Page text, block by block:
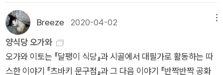
위로 사는 것, 그리고 1시간 단위로 사는 것의 차이는 하루가 어떻
게 쓰이는지 조금더 세밀하게 나누고, 그리고 소모되는 시간을 줄
일 수 있을 것 같긴 합니다. 요즘에 나오는 스터디 플래너를 보면
10분 단위로 표시할 수 있도록 되어 있거나 한 시간 단위로 표시
할 수 있는 빈공간이 있습니다. 그런 것들을 다 쓰는 것이 중요한
아감의 자세를 가장 알맞은 필기구로 어울리는 편지지를 찾아 또
박 또박 혹은 감정의 흐름대로 써내려가는 편지들엔 일상의 감동
이 있다.(나뭇잎이 다 떨어진 나목 너머로 별이 반짝거렸다. 그러
자˝내가 말이지, 포포한테 한 가지 좋은 것 가르쳐줄게.˝비비리
부인이 말했다.˝뭐예요, 좋은 게?˝˝내가 줄곧 외워온 행복해지는
Breeze 2020-04-02
양식당 오가와
오가와 이토는 『달팽이 식당』과 시골에서 대필가로 활동하는 따
스한 이야기 『츠바키 문구점』과 그 다음 이야기 『반짝반짝 공화